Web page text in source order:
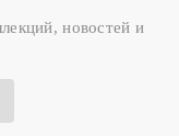
новостей и